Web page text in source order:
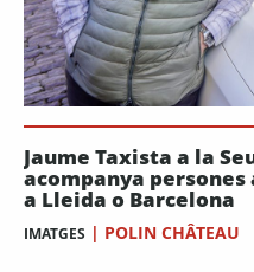
Jaume Taxista a la
acompanya
a Lleida o Barcelona
IMATGES | POLIN CHÂTEAU